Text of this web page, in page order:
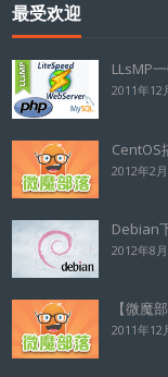
最受欢迎
LLsMP
2011年12
CentOS
2012年2
Debian
2012年8
【微魔
2011年12